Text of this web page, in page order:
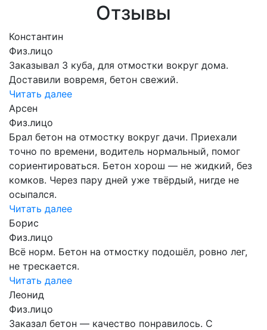
Отзывы
Константин
Физ.лицо
Заказывал 3 куба, для отмостки вокруг дома.
Доставили вовремя, бетон свежий.
Читать далее
Арсен
Физ.лицо
Брал бетон на отмостку вокруг дачи. Приехали
точно по времени, водитель нормальный, помог
сориентироваться. Бетон хорош — не жидкий, без
комков. Через пару дней уже твёрдый, нигде не
осыпался.
Читать далее
Борис
Физ.лицо
Всё норм. Бетон на отмостку подошёл, ровно лег,
не трескается.
Читать далее
Леонид
Физ.лицо
Заказал бетон — качество понравилось. С